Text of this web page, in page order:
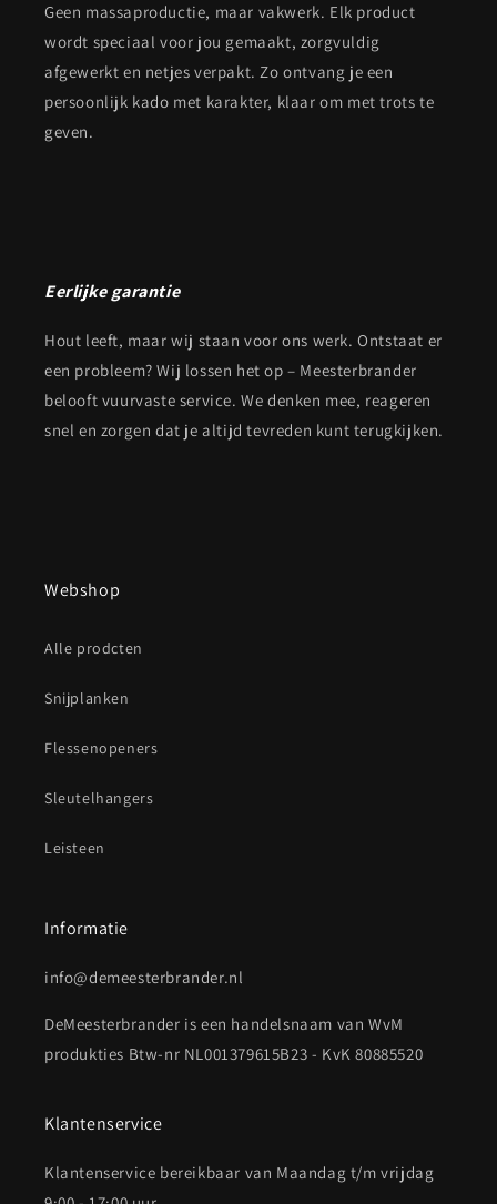
Geen massaproductie, maar vakwerk. Elk product
wordt speciaal voor jou gemaakt, zorgvuldig
afgewerkt en netjes verpakt. Zo ontvang je een
persoonlijk kado met karakter, klaar om met trots te
geven.
Eerlijke garantie
Hout leeft, maar wij staan voor ons werk. Ontstaat er
een probleem? Wij lossen het op – Meesterbrander
belooft vuurvaste service. We denken mee, reageren
snel en zorgen dat je altijd tevreden kunt terugkijken.
Webshop
Alle prodcten
Snijplanken
Flessenopeners
Sleutelhangers
Leisteen
Informatie
info@demeesterbrander.nl
DeMeesterbrander is een handelsnaam van WvM
produkties Btw-nr NL001379615B23 - KvK 80885520
Klantenservice
Klantenservice bereikbaar van Maandag t/m vrijdag